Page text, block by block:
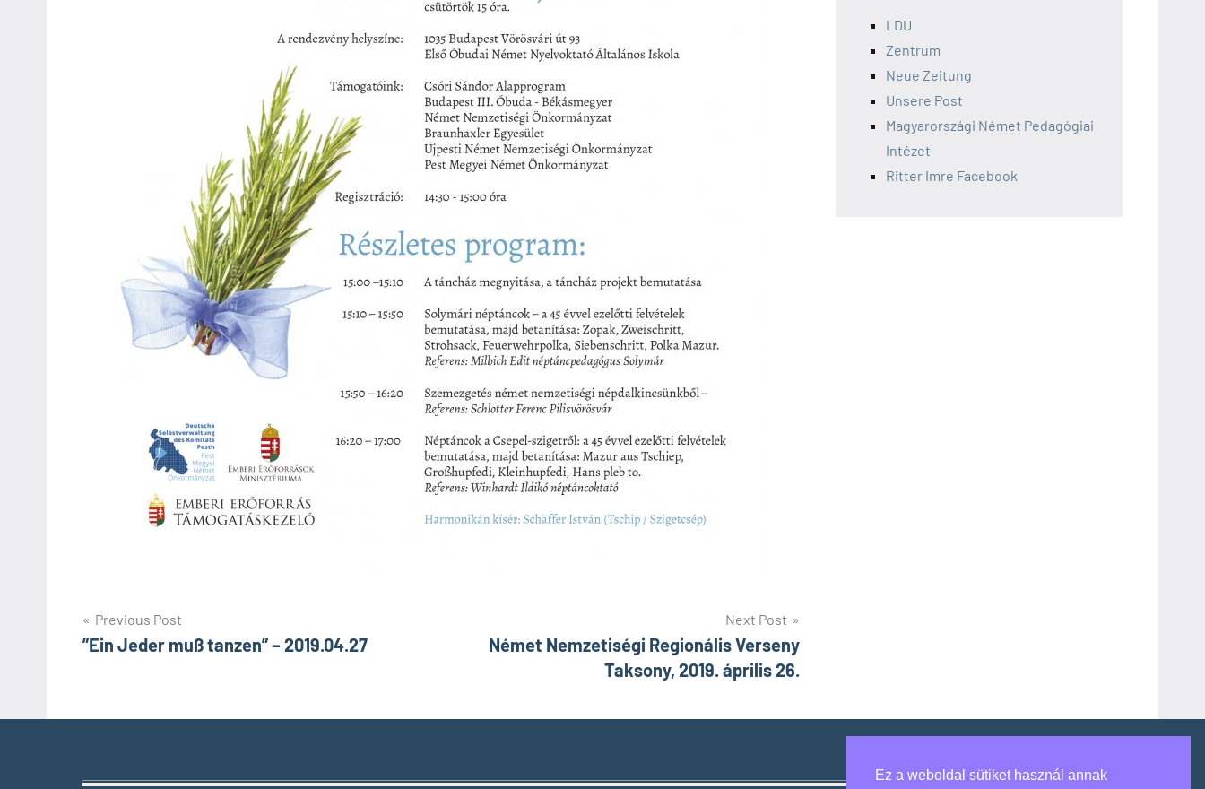
Bejegyzés
navigáció
Previous Post
”Ein Jeder muß tanzen” – 2019.04.27
Next Post
Német Nemzetiségi Regionális Verseny
Taksony, 2019. április 26.
LDU
Zentrum
Neue Zeitung
Unsere Post
Magyarországi Német Pedagógiai
Intézet
Ritter Imre Facebook
Ez a weboldal sütiket használ annak